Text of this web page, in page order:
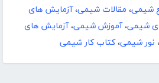
شیمی، مقالات شیمی،آزمایش های
شیمی،آموزش شیمی،آزمایش های
، نور شیمی،کتاب کار شیمی